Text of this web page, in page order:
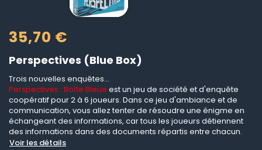
35,70 €
Perspectives (Blue Box)
Trois nouvelles enquêtes...
Perspectives : Boîte Bleue est un jeu de société et d'enquête
coopératif pour 2 à 6 joueurs. Dans ce jeu d'ambiance et de
communication, vous allez tenter de résoudre une énigme en
échangeant des informations, car tous les joueurs détiennent
des informations dans des documents répartis entre chacun.
Voir les détails